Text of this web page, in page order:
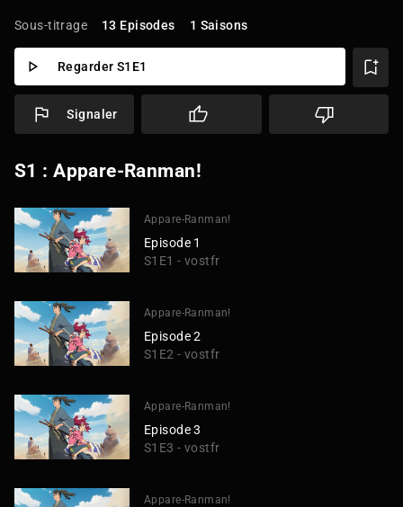
Sous-titrage 13 Episodes 1 Saisons
Regarder S1E1
Signaler
S1 : Appare-Ranman!
Appare-Ranman!
Episode 1
S1E1 - vostfr
Appare-Ranman!
Episode 2
S1E2 - vostfr
Appare-Ranman!
Episode 3
S1E3 - vostfr
Appare-Ranman!